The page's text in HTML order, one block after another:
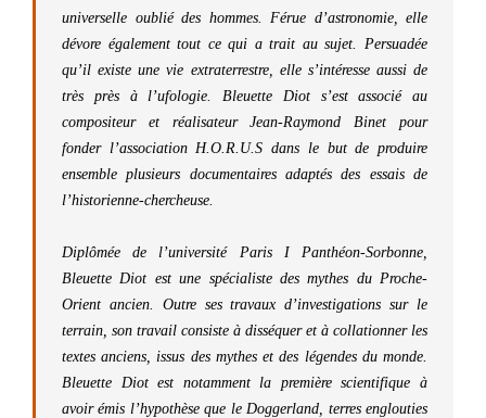
universelle oublié des hommes. Férue d’astronomie, elle
dévore également tout ce qui a trait au sujet. Persuadée
qu’il existe une vie extraterrestre, elle s’intéresse aussi de
très près à l’ufologie. Bleuette Diot s’est associé au
compositeur et réalisateur Jean-Raymond Binet pour
fonder l’association H.O.R.U.S dans le but de produire
ensemble plusieurs documentaires adaptés des essais de
l’historienne-chercheuse.
Diplômée de l’université Paris I Panthéon-Sorbonne,
Bleuette Diot est une spécialiste des mythes du Proche-
Orient ancien. Outre ses travaux d’investigations sur le
terrain, son travail consiste à disséquer et à collationner les
textes anciens, issus des mythes et des légendes du monde.
Bleuette Diot est notamment la première scientifique à
avoir émis l’hypothèse que le Doggerland, terres englouties